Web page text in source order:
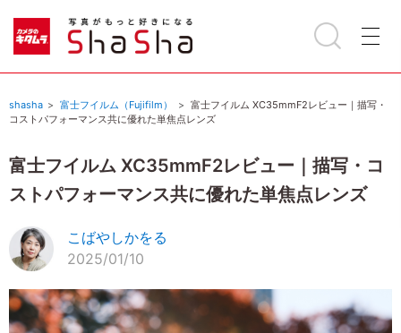
shasha 富士フイルム（Fujifilm）
富士フイルム XC35mmF2レビュー｜描写・
コストパフォーマンス共に優れた単焦点レンズ
富士フイルム XC35mmF2レビュー｜描写・コ
ストパフォーマンス共に優れた単焦点レンズ
こばやしかをる
2025/01/10